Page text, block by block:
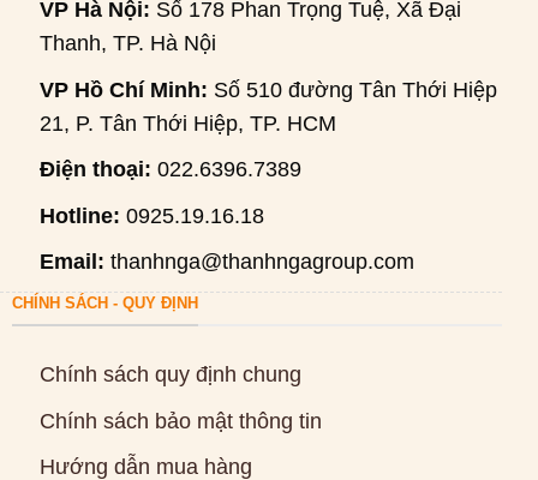
VP Hà Nội: Số 178 Phan Trọng Tuệ, Xã Đại
Thanh, TP. Hà Nội
VP Hồ Chí Minh: Số 510 đường Tân Thới Hiệp
21, P. Tân Thới Hiệp, TP. HCM
Điện thoại: 022.6396.7389
Hotline: 0925.19.16.18
Email: thanhnga@thanhngagroup.com
CHÍNH SÁCH - QUY ĐỊNH
Chính sách quy định chung
Chính sách bảo mật thông tin
Hướng dẫn mua hàng